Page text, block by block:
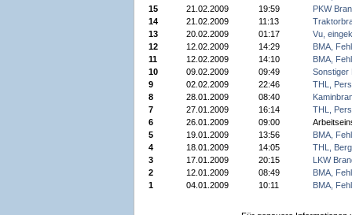
15
21.02.2009 19:59
PKW
14
21.02.2009 11:13
13
20.02.2009 01:17
Vu,
12
12.02.2009 14:29
BMA,
11
12.02.2009 14:10
BMA,
10
09.02.2009 09:49
Sonstiger
9
02.02.2009 22:46
THL,
8
28.01.2009 08:40
7
27.01.2009 16:14
THL,
6
26.01.2009 09:00
5
19.01.2009 13:56
BMA,
4
18.01.2009 14:05
THL,
3
17.01.2009 20:15
LKW
2
12.01.2009 08:49
BMA,
1
04.01.2009 10:11 BMA,